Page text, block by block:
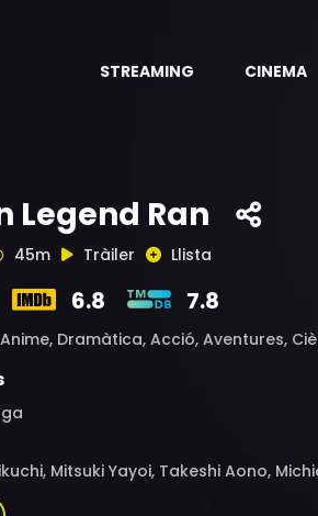
STREAMING CINEMA
Legend Ran
45m Tràiler Llista
6.8 7.8
Anime, Dramàtica, Acció, Aventures,
Mitsuki Yayoi, Takeshi Aono,
Futamata, Koichi Yamadera, Michio